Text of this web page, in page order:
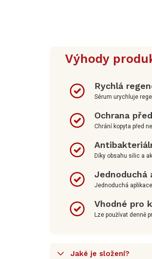
Výhody
Rychlá
Sérum urychluje
Ochrana
Chrání kopyta před
Díky obsahu silic a
Jednoduchá
Jednoduchá
Vhodné pro
Lze používat denně
Jaké je složení?